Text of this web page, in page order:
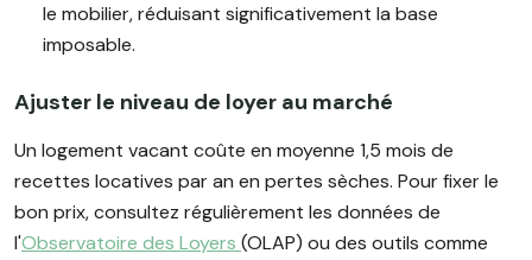
le mobilier, réduisant significativement la base
imposable.
Ajuster le niveau de loyer au marché
Un logement vacant coûte en moyenne 1,5 mois de
recettes locatives par an en pertes sèches. Pour fixer le
bon prix, consultez régulièrement les données de
l'Observatoire des Loyers (OLAP) ou des outils comme